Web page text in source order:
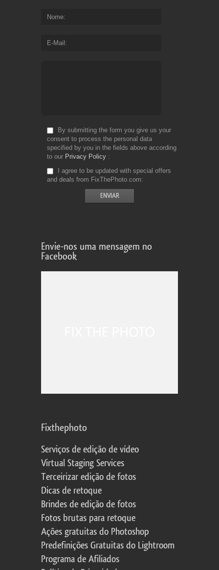
Nome
E-Mail
By submitting the form you give us your
consent to process the personal data
specified by you in the fields above according
to our Privacy Policy
I agree to be updated with special offers
and deals from FixThePhoto.com
Envie-nos uma mensagem no
Facebook
Fixthephoto
Serviços de edição de vídeo
Virtual Staging Services
Terceirizar edição de fotos
Dicas de retoque
Brindes de edição de fotos
Fotos brutas para retoque
Ações gratuitas do Photoshop
Predefinições Gratuitas do Lightroom
Programa de Afiliados